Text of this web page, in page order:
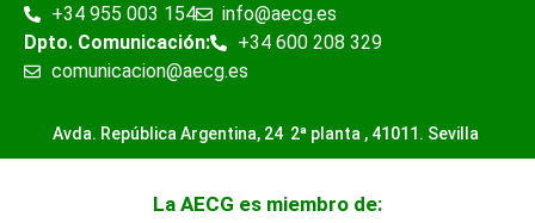
+34 955 003 154
info@aecg.es
Dpto. Comunicación:
+34 600 208 329
comunicacion@aecg.es
Avda. República Argentina, 24 2ª planta , 41011. Sevilla
La AECG es miembro de: